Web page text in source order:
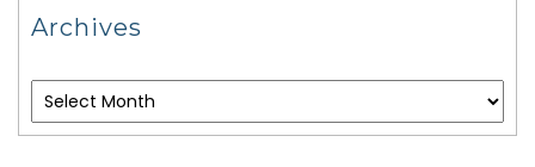
Archives